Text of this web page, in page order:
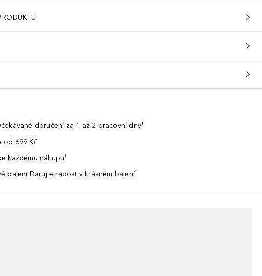
doručení za 1 až 2 pracovní dny¹
od 699 Kč
každému nákupu¹
balení Darujte radost v krásném balení¹